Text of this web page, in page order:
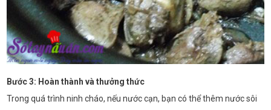
Bước 3: Hoàn thành và thưởng thức
Trong quá trình ninh cháo, nếu nước cạn, bạn có thể thêm nước sôi